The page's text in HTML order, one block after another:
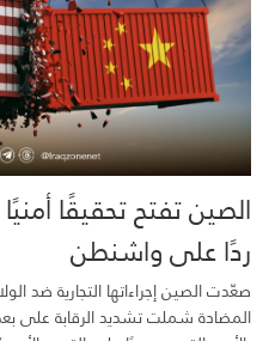
الصين تفتح تحقيقًا
ردًا على واشنطن
صعّدت الصين إجراءاتها التجارية ضد
المضادة شملت تشديد الرقابة على